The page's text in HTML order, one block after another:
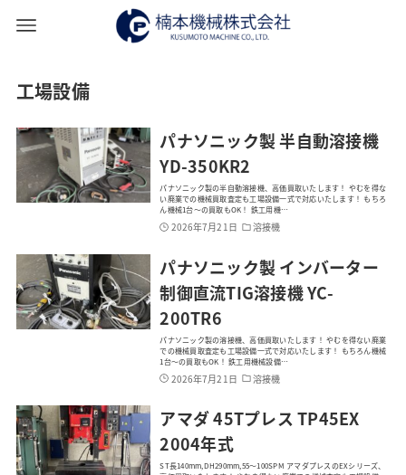
工場設備
パナソニック製 半自動溶接機
YD-350KR2
パナソニック製の半自動溶接機、高価買取いたします！ やむを得な
い廃業での機械買取査定も工場設備一式で対応いたします！ もちろ
ん機械1台～の買取もOK！ 鉄工用機…
2026年7月21日 溶接機
パナソニック製 インバーター
制御直流TIG溶接機 YC-
200TR6
パナソニック製の溶接機、高価買取いたします！ やむを得ない廃業
での機械買取査定も工場設備一式で対応いたします！ もちろん機械
1台～の買取もOK！ 鉄工用機械設備…
2026年7月21日 溶接機
アマダ 45Tプレス TP45EX
2004年式
ST長140mm,DH290mm,55～100SPM アマダプレスのEXシリーズ、